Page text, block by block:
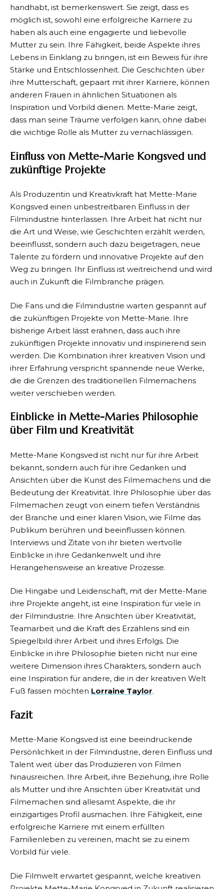
handhabt, ist bemerkenswert. Sie zeigt, dass es
möglich ist, sowohl eine erfolgreiche Karriere zu
haben als auch eine engagierte und liebevolle
Mutter zu sein. Ihre Fähigkeit, beide Aspekte ihres
Lebens in Einklang zu bringen, ist ein Beweis für ihre
Stärke und Entschlossenheit. Die Geschichten über
ihre Mutterschaft, gepaart mit ihrer Karriere, können
anderen Frauen in ähnlichen Situationen als
Inspiration und Vorbild dienen. Mette-Marie zeigt,
dass man seine Träume verfolgen kann, ohne dabei
die wichtige Rolle als Mutter zu vernachlässigen.
Einfluss von Mette-Marie Kongsved und
zukünftige Projekte
Als Produzentin und Kreativkraft hat Mette-Marie
Kongsved einen unbestreitbaren Einfluss in der
Filmindustrie hinterlassen. Ihre Arbeit hat nicht nur
die Art und Weise, wie Geschichten erzählt werden,
beeinflusst, sondern auch dazu beigetragen, neue
Talente zu fördern und innovative Projekte auf den
Weg zu bringen. Ihr Einfluss ist weitreichend und wird
auch in Zukunft die Filmbranche prägen.
Die Fans und die Filmindustrie warten gespannt auf
die zukünftigen Projekte von Mette-Marie. Ihre
bisherige Arbeit lässt erahnen, dass auch ihre
zukünftigen Projekte innovativ und inspirierend sein
werden. Die Kombination ihrer kreativen Vision und
ihrer Erfahrung verspricht spannende neue Werke,
die die Grenzen des traditionellen Filmemachens
weiter verschieben werden.
Einblicke in Mette-Maries Philosophie
über Film und Kreativität
Mette-Marie Kongsved ist nicht nur für ihre Arbeit
bekannt, sondern auch für ihre Gedanken und
Ansichten über die Kunst des Filmemachens und die
Bedeutung der Kreativität. Ihre Philosophie über das
Filmemachen zeugt von einem tiefen Verständnis
der Branche und einer klaren Vision, wie Filme das
Publikum berühren und beeinflussen können.
Interviews und Zitate von ihr bieten wertvolle
Einblicke in ihre Gedankenwelt und ihre
Herangehensweise an kreative Prozesse.
Die Hingabe und Leidenschaft, mit der Mette-Marie
ihre Projekte angeht, ist eine Inspiration für viele in
der Filmindustrie. Ihre Ansichten über Kreativität,
Teamarbeit und die Kraft des Erzählens sind ein
Spiegelbild ihrer Arbeit und ihres Erfolgs. Die
Einblicke in ihre Philosophie bieten nicht nur eine
weitere Dimension ihres Charakters, sondern auch
eine Inspiration für andere, die in der kreativen Welt
Fuß fassen möchten Lorraine Taylor.
Fazit
Mette-Marie Kongsved ist eine beeindruckende
Persönlichkeit in der Filmindustrie, deren Einfluss und
Talent weit über das Produzieren von Filmen
hinausreichen. Ihre Arbeit, ihre Beziehung, ihre Rolle
als Mutter und ihre Ansichten über Kreativität und
Filmemachen sind allesamt Aspekte, die ihr
einzigartiges Profil ausmachen. Ihre Fähigkeit, eine
erfolgreiche Karriere mit einem erfüllten
Familienleben zu vereinen, macht sie zu einem
Vorbild für viele.
Die Filmwelt erwartet gespannt, welche kreativen